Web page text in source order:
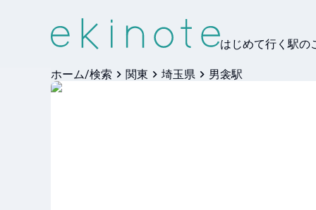
はじめて行く駅の
ホーム/検索 関東 埼玉県 男衾駅